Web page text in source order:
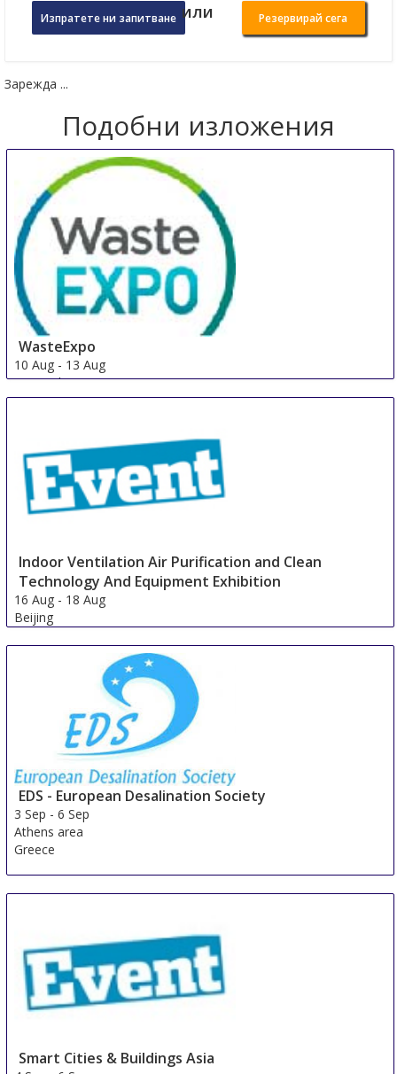
Изпратете ни запитване или Резервирай сега
Зарежда ...
Подобни изложения
WasteExpo
10 Aug - 13 Aug
New Orleans area
United States
Indoor Ventilation Air Purification and Clean
Technology And Equipment Exhibition
16 Aug - 18 Aug
Beijing
EDS - European Desalination Society
3 Sep -6 Sep
Athens area
Greece
Smart Cities & Buildings Asia